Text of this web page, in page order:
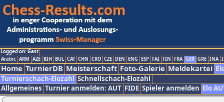
Logged on: Gast
Arabic ARM AZE BIH BUL CAT CHN CRO CZE DEN ENG ESP FAI FIN FRA GER GRE INA
Home TurnierDB Meisterschaft Foto-Galerie Meldekartei
Turnierschach-Elozahl Schnellschach-Elozahl
Allgemeines Turnier anmelden: AUT FIDE Spieler anmelden Elo